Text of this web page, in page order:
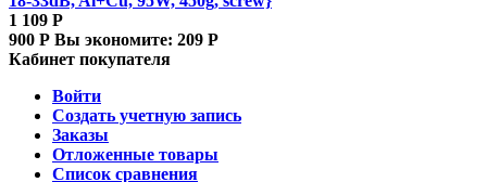
1 109 Р
900 Р Вы экономите: 209 Р
Кабинет покупателя
Войти
Создать учетную запись
Заказы
Отложенные товары
Список сравнения